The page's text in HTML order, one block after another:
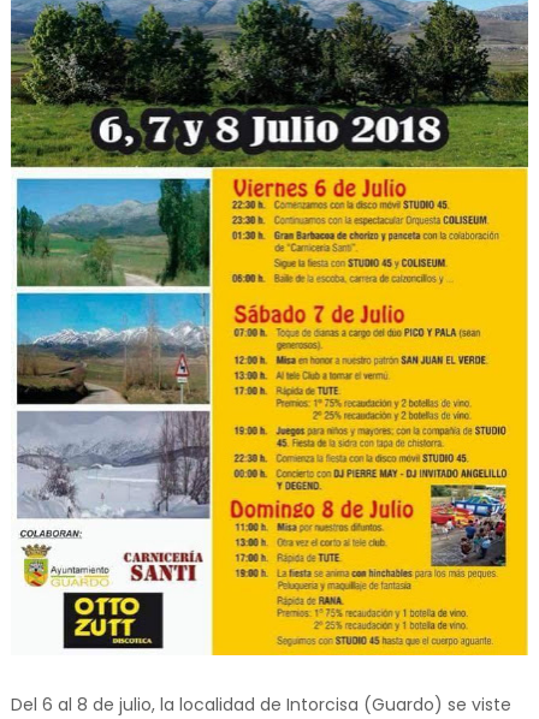
Del 6 al 8 de julio, la localidad de Intorcisa (Guardo) se viste